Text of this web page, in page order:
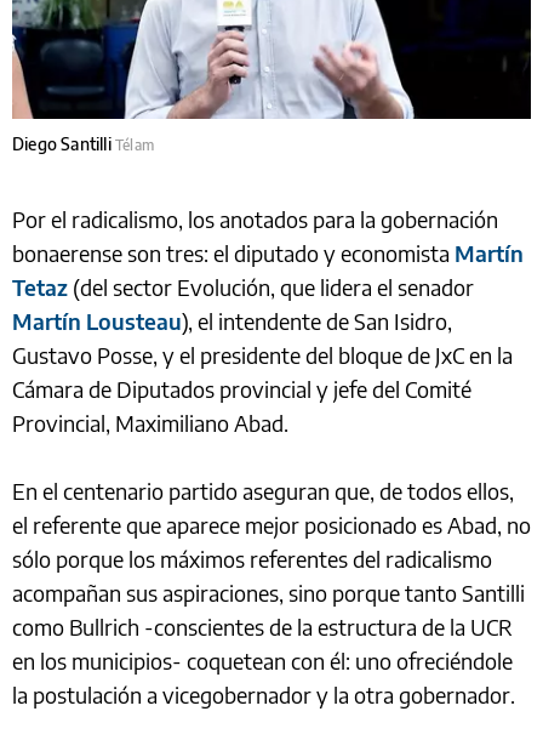
Diego Santilli Télam
Por el radicalismo, los anotados para la gobernación
bonaerense son tres: el diputado y economista Martín
Tetaz (del sector Evolución, que lidera el senador
Martín Lousteau), el intendente de San Isidro,
Gustavo Posse, y el presidente del bloque de JxC en la
Cámara de Diputados provincial y jefe del Comité
Provincial, Maximiliano Abad.
En el centenario partido aseguran que, de todos ellos,
el referente que aparece mejor posicionado es Abad, no
sólo porque los máximos referentes del radicalismo
acompañan sus aspiraciones, sino porque tanto Santilli
como Bullrich -conscientes de la estructura de la UCR
en los municipios- coquetean con él: uno ofreciéndole
la postulación a vicegobernador y la otra gobernador.